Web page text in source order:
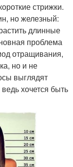
стрижки.
но железный:
длинные
проблема
отращивания,
но и не
выглядят
хочется быть